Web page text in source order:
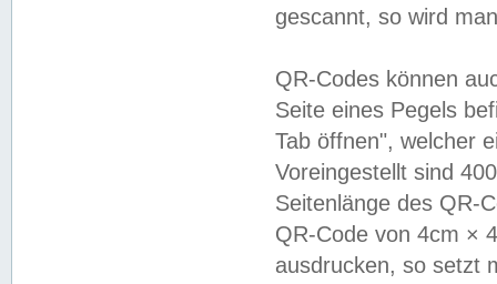
gescannt, so wird
QR-Codes können
Seite eines Pegels
Tab öffnen", welcher
Voreingestellt sind
Seitenlänge des QR-
QR-Code von 4cm ×
ausdrucken, so setzt